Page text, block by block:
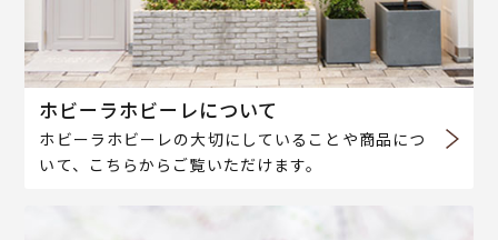
ホビーラホビーレについて
ホビーラホビーレの大切にしていることや商品につ
いて、こちらからご覧いただけます。